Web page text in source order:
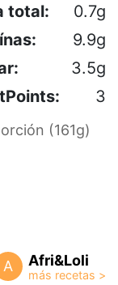
total:
0.7g
9.9g
3.5g
3
(161g)
A Afri&Loli